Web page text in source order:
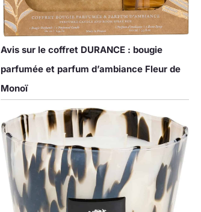
Avis sur le coffret DURANCE : bougie
parfumée et parfum d’ambiance Fleur de
Monoï